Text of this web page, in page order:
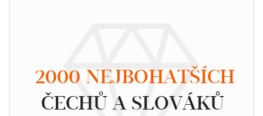
2000 NEJBOHATŠÍCH
ČECHŮ A SLOVÁKŮ